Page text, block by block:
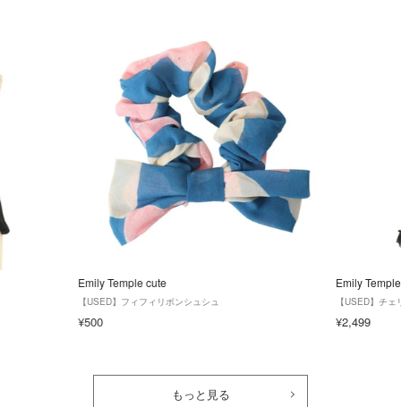
Emily Temple cute
【USED】フィフィリボンシュシュ
¥500
Emily
【USED】チ
¥2,499
もっと見る